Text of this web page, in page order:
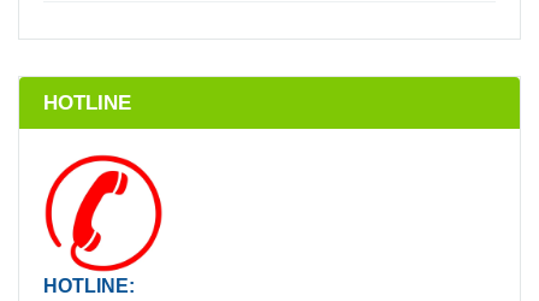
HOTLINE
HOTLINE: